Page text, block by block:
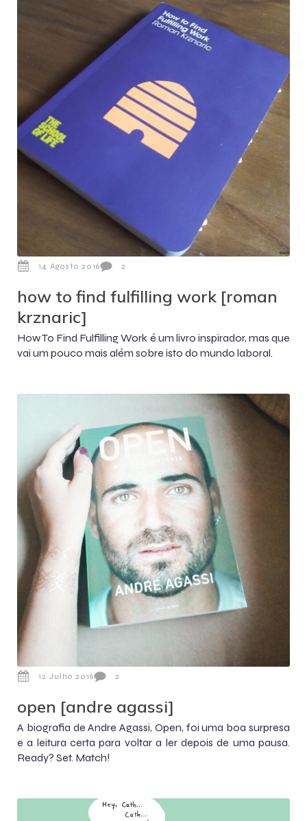
14 Agosto 2016 2
how to find fulfilling work [roman
krznaric]
How To Find Fulfilling Work é um livro inspirador, mas que
vai um pouco mais além sobre isto do mundo laboral.
12 Julho 2016 2
open [andre agassi]
A biografia de Andre Agassi, Open, foi uma boa surpresa
e a leitura certa para voltar a ler depois de uma pausa.
Ready? Set. Match!